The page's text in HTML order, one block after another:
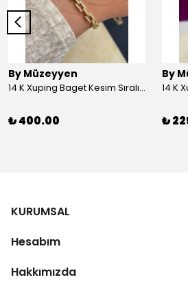
By Müzeyyen
14 K Xuping Baget Kesim Sıralı Bileklik
₺ 400.00
By
₺
KURUMSAL
Hesabım
Hakkımızda